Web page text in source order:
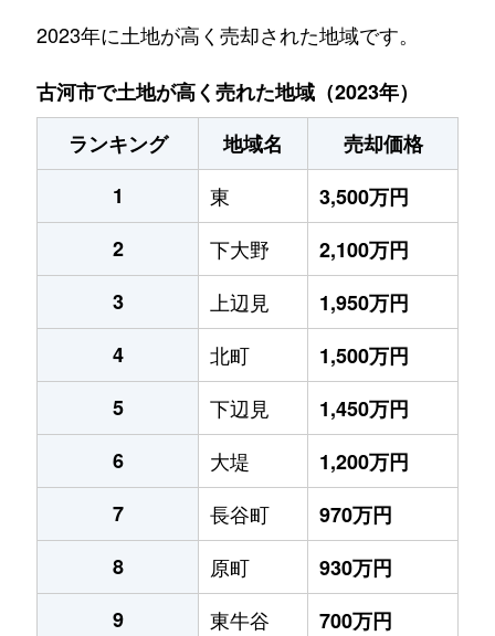
2023年に土地が高く売却された地域です。
古河市で土地が高く売れた地域（2023年）
ランキング
地域名
売却価格
1
東
3,500万円
2
下大野
2,100万円
3
上辺見
1,950万円
4
北町
1,500万円
5
下辺見
1,450万円
6
大堤
1,200万円
7
長谷町
970万円
8
原町
930万円
9
東牛谷
700万円